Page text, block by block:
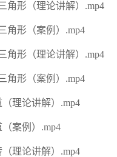
角形（理论讲解）.mp4
角形（案例）.mp4
角形（理论讲解）.mp4
角形（案例）.mp4
理论讲解）.mp4
案例）.mp4
理论讲解）.mp4